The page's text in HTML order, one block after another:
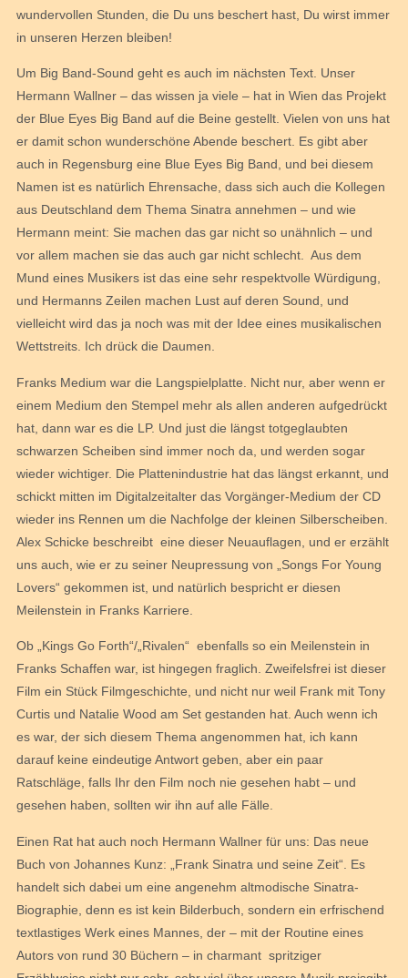
wundervollen Stunden, die Du uns beschert hast, Du wirst immer
in unseren Herzen bleiben!
Um Big Band-Sound geht es auch im nächsten Text. Unser
Hermann Wallner – das wissen ja viele – hat in Wien das Projekt
der Blue Eyes Big Band auf die Beine gestellt. Vielen von uns hat
er damit schon wunderschöne Abende beschert. Es gibt aber
auch in Regensburg eine Blue Eyes Big Band, und bei diesem
Namen ist es natürlich Ehrensache, dass sich auch die Kollegen
aus Deutschland dem Thema Sinatra annehmen – und wie
Hermann meint: Sie machen das gar nicht so unähnlich – und
vor allem machen sie das auch gar nicht schlecht. Aus dem
Mund eines Musikers ist das eine sehr respektvolle Würdigung,
und Hermanns Zeilen machen Lust auf deren Sound, und
vielleicht wird das ja noch was mit der Idee eines musikalischen
Wettstreits. Ich drück die Daumen.
Franks Medium war die Langspielplatte. Nicht nur, aber wenn er
einem Medium den Stempel mehr als allen anderen aufgedrückt
hat, dann war es die LP. Und just die längst totgeglaubten
schwarzen Scheiben sind immer noch da, und werden sogar
wieder wichtiger. Die Plattenindustrie hat das längst erkannt, und
schickt mitten im Digitalzeitalter das Vorgänger-Medium der CD
wieder ins Rennen um die Nachfolge der kleinen Silberscheiben.
Alex Schicke beschreibt eine dieser Neuauflagen, und er erzählt
uns auch, wie er zu seiner Neupressung von „Songs For Young
Lovers“ gekommen ist, und natürlich bespricht er diesen
Meilenstein in Franks Karriere.
Ob „Kings Go Forth“/„Rivalen“ ebenfalls so ein Meilenstein in
Franks Schaffen war, ist hingegen fraglich. Zweifelsfrei ist dieser
Film ein Stück Filmgeschichte, und nicht nur weil Frank mit Tony
Curtis und Natalie Wood am Set gestanden hat. Auch wenn ich
es war, der sich diesem Thema angenommen hat, ich kann
darauf keine eindeutige Antwort geben, aber ein paar
Ratschläge, falls Ihr den Film noch nie gesehen habt – und
gesehen haben, sollten wir ihn auf alle Fälle.
Einen Rat hat auch noch Hermann Wallner für uns: Das neue
Buch von Johannes Kunz: „Frank Sinatra und seine Zeit“. Es
handelt sich dabei um eine angenehm altmodische Sinatra-
Biographie, denn es ist kein Bilderbuch, sondern ein erfrischend
textlastiges Werk eines Mannes, der – mit der Routine eines
Autors von rund 30 Büchern – in charmant spritziger